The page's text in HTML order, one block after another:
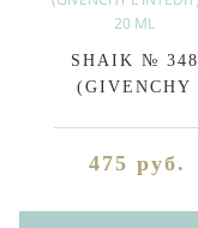
SHAIK № 348
(GIVENCHY
475 руб.